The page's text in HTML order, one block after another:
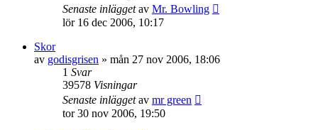
Senaste inläggetav Mr. Bowling
lör 16 dec 2006, 10:17
Skor
av godisgrisen » mån 27 nov 2006, 18:06
1 Svar
39578 Visningar
Senaste inläggetav mr green
tor 30 nov 2006, 19:50